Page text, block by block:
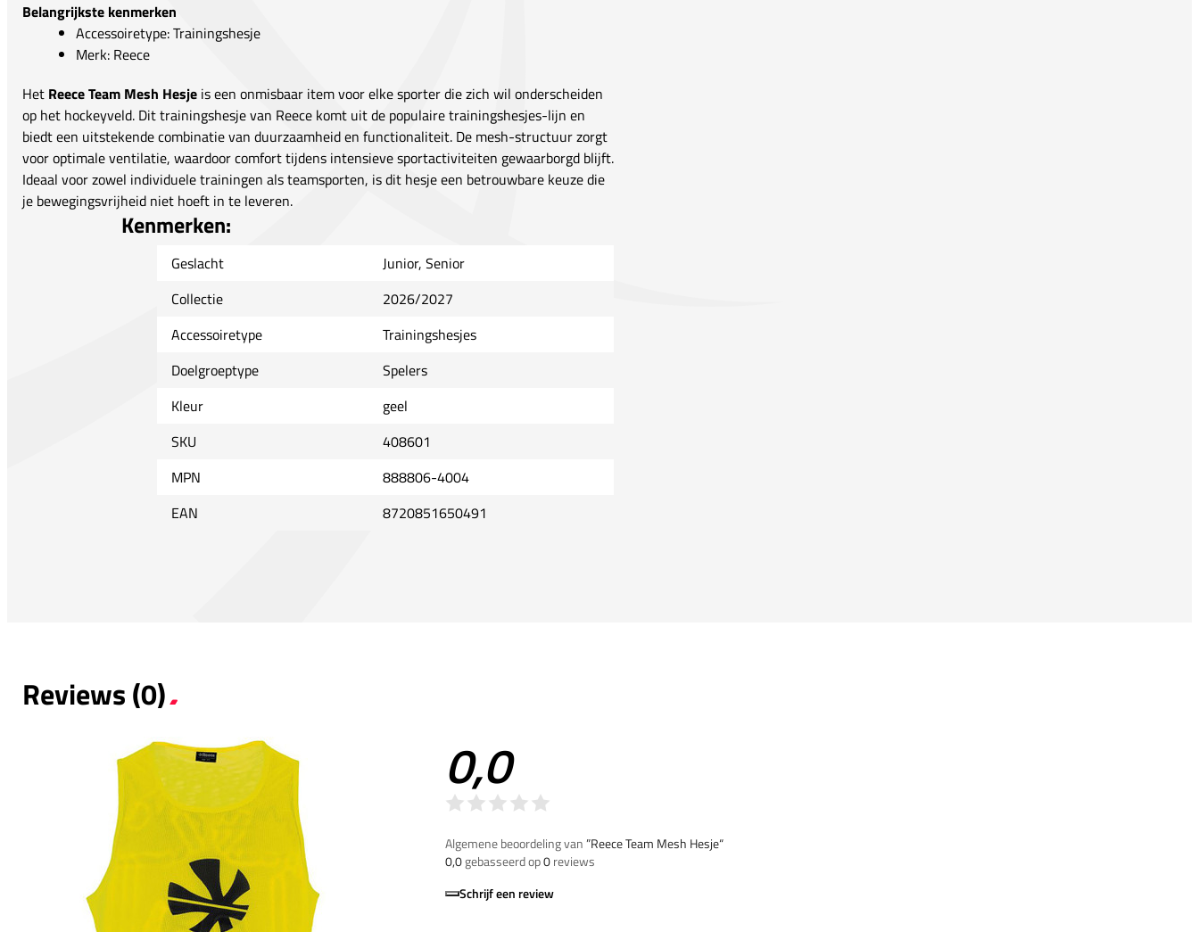
Belangrijkste kenmerken
Accessoiretype: Trainingshesje
Merk: Reece
Het Reece Team Mesh Hesje is een onmisbaar item voor elke sporter die zich wil onderscheiden
op het hockeyveld. Dit trainingshesje van Reece komt uit de populaire trainingshesjes-lijn en
biedt een uitstekende combinatie van duurzaamheid en functionaliteit. De mesh-structuur zorgt
voor optimale ventilatie, waardoor comfort tijdens intensieve sportactiviteiten gewaarborgd blijft.
Ideaal voor zowel individuele trainingen als teamsporten, is dit hesje een betrouwbare keuze die
je bewegingsvrijheid niet hoeft in te leveren.
Kenmerken:
Geslacht
Junior, Senior
Collectie
2026/2027
Accessoiretype
Trainingshesjes
Doelgroeptype
Spelers
Kleur
geel
SKU
408601
MPN
888806-4004
EAN
8720851650491
Reviews (0)
0,0
Algemene beoordeling van”Reece Team Mesh Hesje“
0,0gebasseerd op0reviews
Schrijf een review